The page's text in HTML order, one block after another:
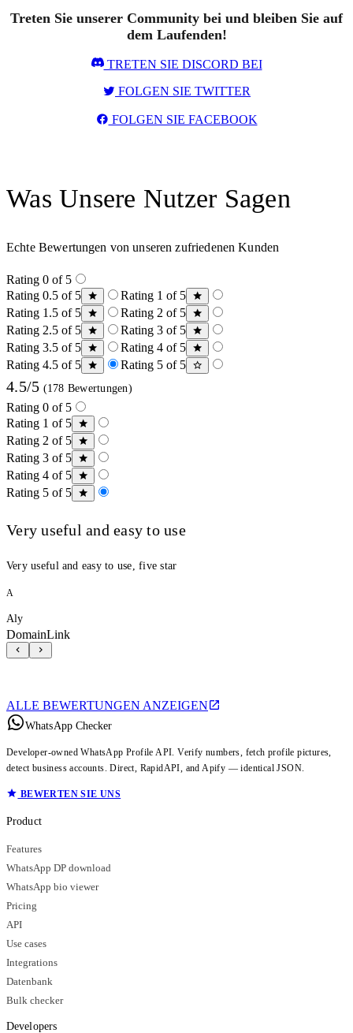
Treten Sie unserer Community bei und bleiben Sie auf
dem Laufenden!
TRETEN SIE DISCORD BEI
FOLGEN SIE TWITTER
FOLGEN SIE FACEBOOK
Was Unsere Nutzer Sagen
Echte Bewertungen von unseren zufriedenen Kunden
Rating 0 of 5
Rating 0.5 of 5
Rating 1 of 5
Rating 1.5 of 5
Rating 2 of 5
Rating 2.5 of 5
Rating 3 of 5
Rating 3.5 of 5
Rating 4 of 5
Rating 4.5 of 5
Rating 5 of 5
4.5/5 (178 Bewertungen)
Rating 0 of 5
Rating 1 of 5
Rating 2 of 5
Rating 3 of 5
Rating 4 of 5
Rating 5 of 5
Very useful and easy to use
Very useful and easy to use, five star
A
Aly
DomainLink
ALLE BEWERTUNGEN ANZEIGEN
WhatsApp Checker
Developer-owned WhatsApp Profile API. Verify numbers, fetch profile pictures,
detect business accounts. Direct, RapidAPI, and Apify — identical JSON.
BEWERTEN SIE UNS
Product
Features
WhatsApp DP download
WhatsApp bio viewer
Pricing
API
Use cases
Integrations
Datenbank
Bulk checker
Developers